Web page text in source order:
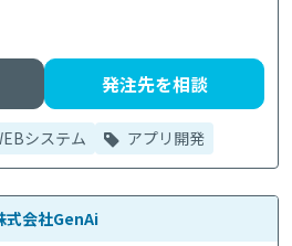
発注先を相談
システム アプリ開発
式会社GenAi